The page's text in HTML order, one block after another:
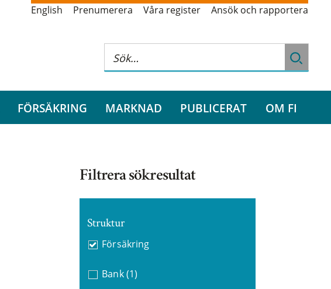
English Prenumerera Våra register Ansök och rapportera
FÖRSÄKRING MARKNAD PUBLICERAT OM FI
Filtrera sökresultat
Struktur
Försäkring
Bank (1)